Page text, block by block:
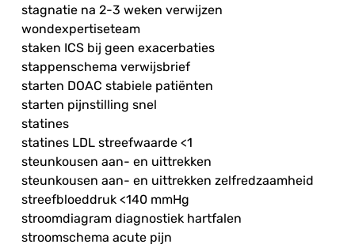
stagnatie na 2-3 weken verwijzen
wondexpertiseteam
staken ICS bij geen exacerbaties
stappenschema verwijsbrief
starten DOAC stabiele patiënten
starten pijnstilling snel
statines
statines LDL streefwaarde <1
steunkousen aan- en uittrekken
steunkousen aan- en uittrekken zelfredzaamheid
streefbloeddruk <140 mmHg
stroomdiagram diagnostiek hartfalen
stroomschema acute pijn